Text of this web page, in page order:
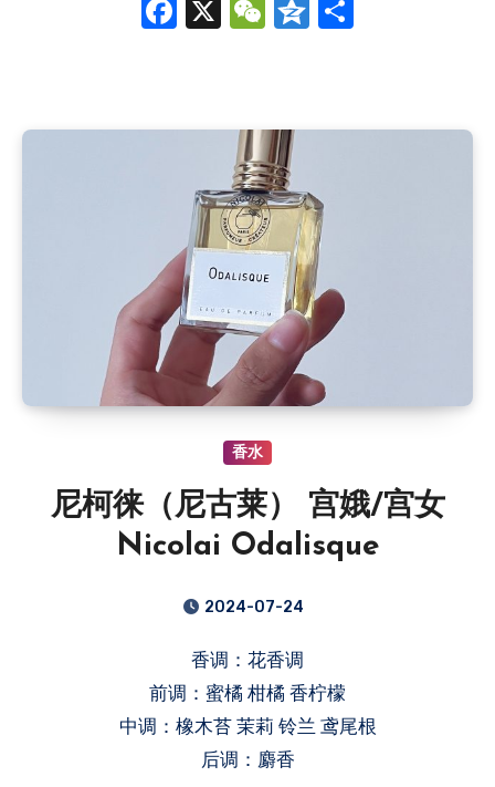
Facebook
X WeChat
Qzone
香水
尼柯徕（尼古莱） 宫娥/宫女
Nicolai Odalisque
2024-07-24
香调：花香调
前调：蜜橘 柑橘 香柠檬
中调：橡木苔 茉莉 铃兰 鸢尾根
后调：麝香